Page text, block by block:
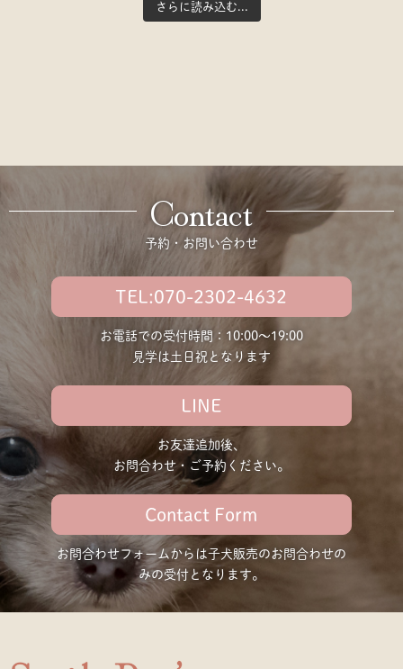
さらに読み込む...
Contact
予約・お問い合わせ
TEL:070-2302-4632
お電話での受付時間：10:00〜19:00
見学は土日祝となります
LINE
お友達追加後、
お問合わせ・ご予約ください。
Contact Form
お問合わせフォームからは子犬販売のお問合わせの
みの受付となります。